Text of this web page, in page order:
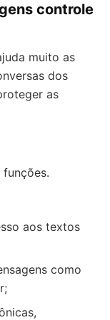
controle
muito as
dos
as
aos textos
como